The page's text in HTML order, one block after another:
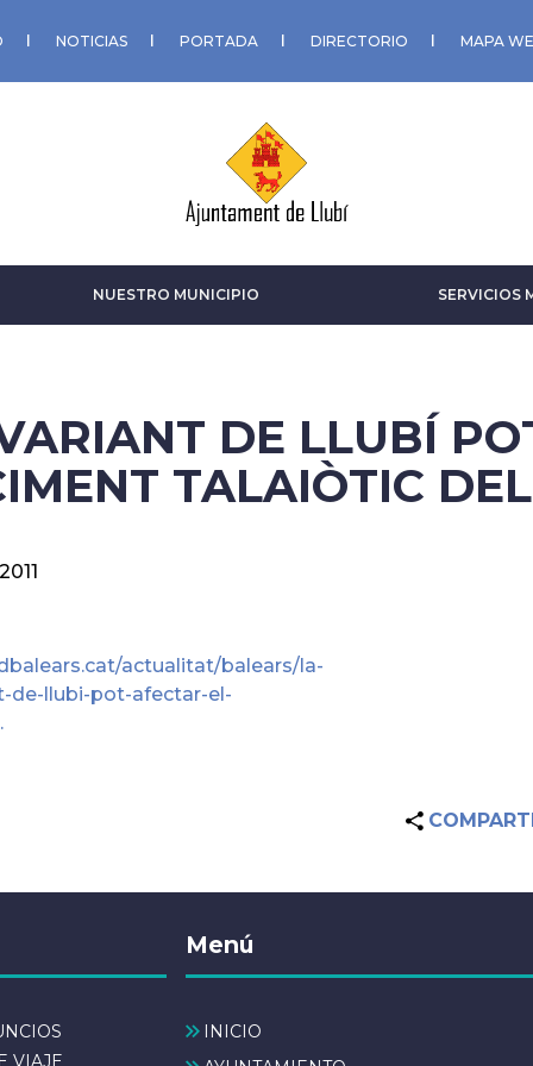
NOTICIAS PORTADA DIRECTORIO MAPA
NUESTRO MUNICIPIO SERVICIOS
DE LLUBÍ
TALAIÒTIC
actualitat/balears/la-
de-llubi-pot-afectar-el-
VIAJE
Menú
INICIO